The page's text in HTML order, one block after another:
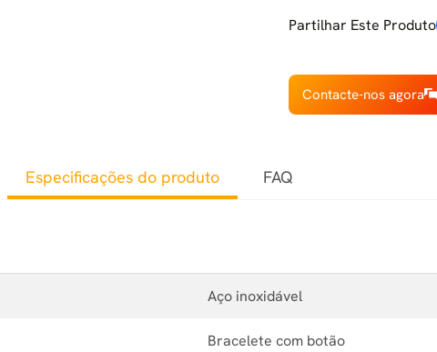
Partilhar Este Produto
Contacte-nos agora
Especificações do produto FAQ
Aço inoxidável
Bracelete com botão